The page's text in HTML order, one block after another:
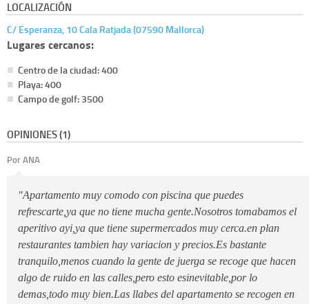
LOCALIZACIÓN
C/ Esperanza, 10 Cala Ratjada (07590 Mallorca)
Lugares cercanos:
Centro de la ciudad: 400
Playa: 400
Campo de golf: 3500
OPINIONES (1)
Por ANA
"Apartamento muy comodo con piscina que puedes
refrescarte,ya que no tiene mucha gente.Nosotros tomabamos el
aperitivo ayi,ya que tiene supermercados muy cerca.en plan
restaurantes tambien hay variacion y precios.Es bastante
tranquilo,menos cuando la gente de juerga se recoge que hacen
algo de ruido en las calles,pero esto esinevitable,por lo
demas,todo muy bien.Las llabes del apartamento se recogen en